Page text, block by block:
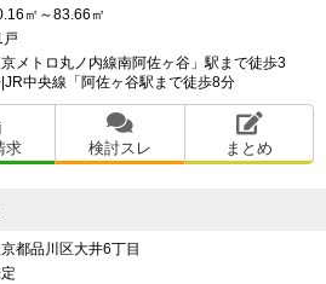
㎡～83.66㎡
戸
メトロ丸ノ内線南阿佐ヶ谷」駅まで徒歩3
中央線「阿佐ヶ谷駅まで徒歩8分
求 検討スレ まとめ
都品川区大井6丁目